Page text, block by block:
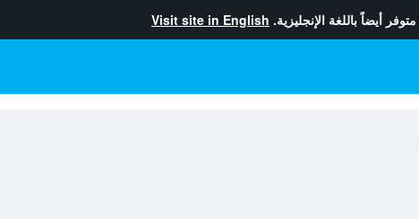
متوفر أيضاً باللغة الإنجليزية. Visit site in English